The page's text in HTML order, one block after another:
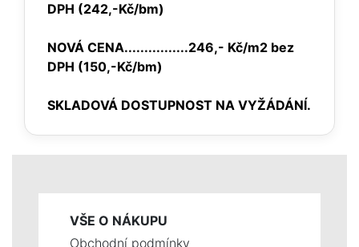
DPH (242,-Kč/bm)
NOVÁ CENA................246,- Kč/m2 bez
DPH (150,-Kč/bm)
SKLADOVÁ DOSTUPNOST NA VYŽÁDÁNÍ.
VŠE O NÁKUPU
Obchodní podmínky